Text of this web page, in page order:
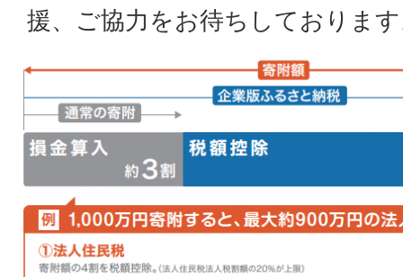
援、ご協力をお待ちしておりま